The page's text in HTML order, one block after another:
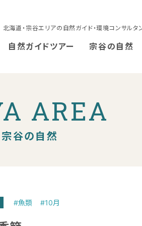
海道・宗谷エリアの自然ガイド・環境コンサルタ
自然ガイドツアー 宗谷の自然
AREA
宗谷の自然
#魚類 #10月